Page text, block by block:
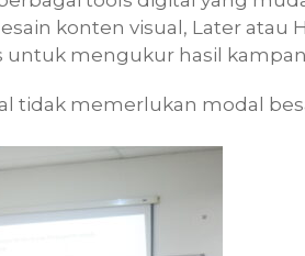
konten visual, Later atau
untuk mengukur hasil
tidak memerlukan modal